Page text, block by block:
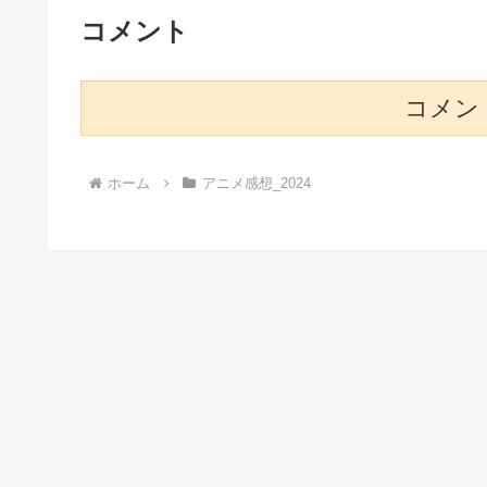
コメント
コメン
ホーム アニメ感想_2024